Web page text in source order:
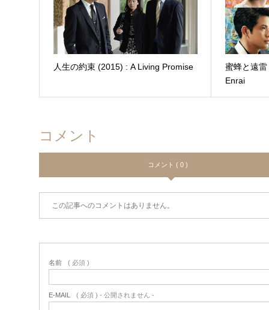
人生の約束 (2015) : A Living Promise
蜜蜂と遠
Enrai
コメント
コメント ( 0 )
この記事へのコメントはありません。
名前 ( 必須 )
E-MAIL ( 必須 ) - 公開されません -